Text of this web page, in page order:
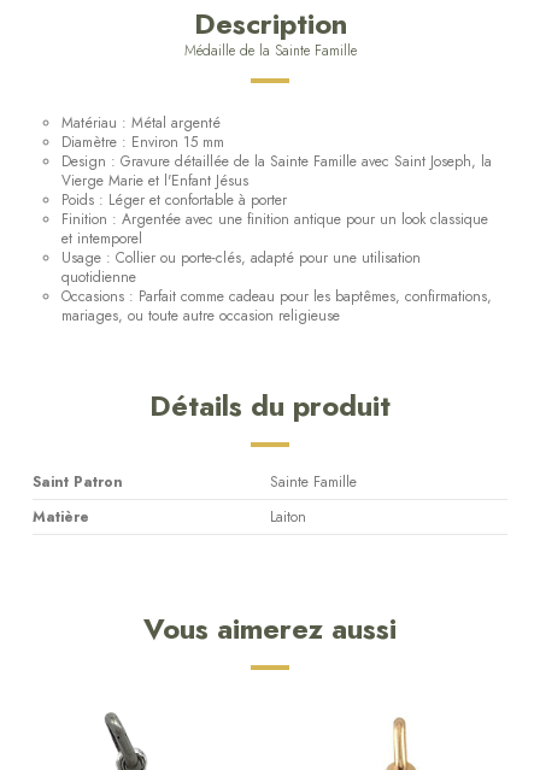
Description
Médaille de la Sainte Famille
Matériau : Métal argenté
Diamètre : Environ 15 mm
Design : Gravure détaillée de la Sainte Famille avec Saint Joseph, la
Vierge Marie et l'Enfant Jésus
Poids : Léger et confortable à porter
Finition : Argentée avec une finition antique pour un look classique
et intemporel
Usage : Collier ou porte-clés, adapté pour une utilisation
quotidienne
Occasions : Parfait comme cadeau pour les baptêmes, confirmations,
mariages, ou toute autre occasion religieuse
Détails du produit
Saint Patron
Sainte Famille
Matière
Laiton
Vous aimerez aussi